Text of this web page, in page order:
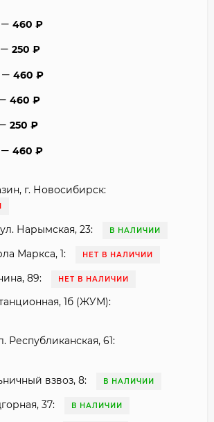
460 ₽
250 ₽
460 ₽
460 ₽
250 ₽
460 ₽
г. Новосибирск:
Нарымская, 23: В НАЛИЧИИ
Маркса, 1: НЕТ В НАЛИЧИИ
89: НЕТ В НАЛИЧИИ
1б (ЖУМ):
Республиканская, 61:
взвоз, 8: В НАЛИЧИИ
37: В НАЛИЧИИ